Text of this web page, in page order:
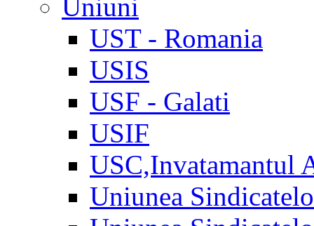
Uniuni
UST - Romania
USIS
USF - Galati
USIF
USC,Invatamantul
Uniunea